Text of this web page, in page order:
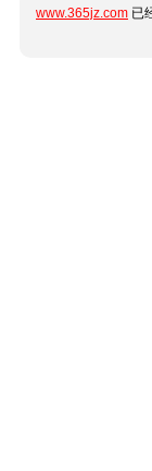
www.365jz.com 已